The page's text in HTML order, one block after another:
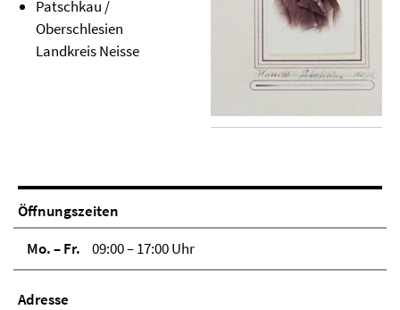
Patschkau /
Oberschlesien
Landkreis Neisse
Öffnungszeiten
Mo. – Fr.
09:00 – 17:00 Uhr
Adresse